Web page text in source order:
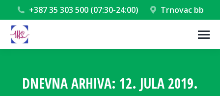
+387 35 303 500 (07:30-24:00) Trnovac bb
DNEVNA ARHIVA: 12. JULA 2019.